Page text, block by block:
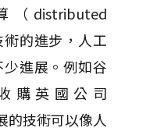
distributed
的進步，人工
進展。例如谷
購英國公司
的技術可以像人